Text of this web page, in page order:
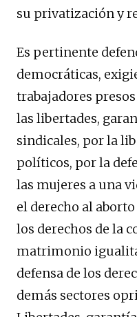
su privatización y
Es pertinente
democráticas,
trabajadores
las libertades,
sindicales, por la
políticos, por la
las mujeres a una
el derecho al
los derechos de la
matrimonio
defensa de los
demás sectores